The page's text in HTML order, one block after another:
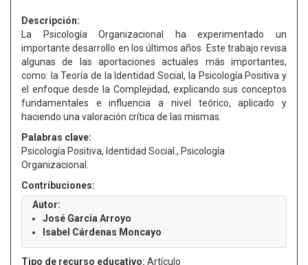
Descripción:
La Psicología Organizacional ha experimentado un
importante desarrollo en los últimos años. Este trabajo revisa
algunas de las aportaciones actuales más importantes,
como: la Teoría de la Identidad Social, la Psicología Positiva y
el enfoque desde la Complejidad, explicando sus conceptos
fundamentales e influencia a nivel teórico, aplicado y
haciendo una valoración crítica de las mismas.
Palabras clave:
Psicología Positiva, Identidad Social., Psicología
Organizacional.
Contribuciones:
Autor:
José García Arroyo
Isabel Cárdenas Moncayo
Tipo de recurso educativo: Artículo